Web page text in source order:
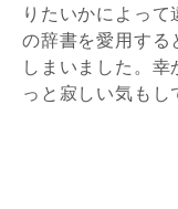
りたいかによっ
の辞書を愛用する
しまいました。
っと寂しい気もし